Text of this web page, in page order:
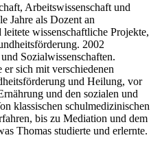
Arbeitswissenschaft und
Jahre als Dozent an
wissenschaftliche Projekte,
2002
Sozialwissenschaften.
sich mit verschiedenen
und Heilung, vor
und den sozialen und
klassischen schulmedizinischen
bis zu Mediation und dem
Thomas studierte und erlernte.